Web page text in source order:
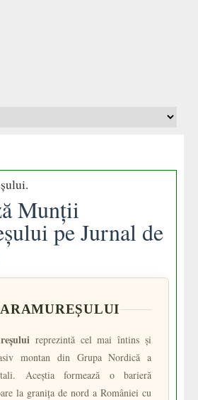
Munții
pe Jurnal de
reprezintă cel mai întins și
montan din Grupa Nordică a
Aceștia formează o barieră
la granița de nord a României cu